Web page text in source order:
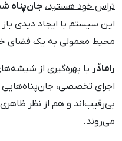
تراس خود هستید، جان‌پناه
این سیستم با ایجاد دیدی
محیط معمولی به یک فضای
رامادُر با بهره‌گیری از
اجرای تخصصی، جان‌پناه‌هایی
بی‌رقیب‌اند و هم از نظر
می‌روند.